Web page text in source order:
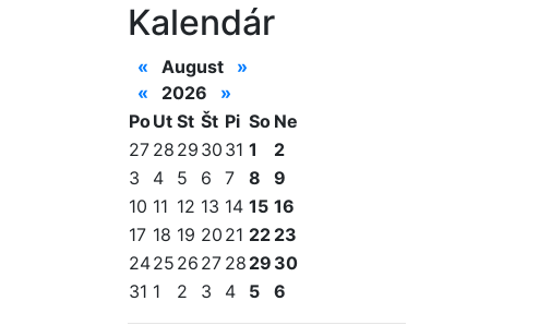
Kalendár
« August
»
«
2026
»
PoUt St Št Pi So Ne
27 28 29 30 31 1
2
3
4 5 6 7 8
9
10 11 12 13 14 15 16
17 18 19 20 21 22 23
2425 26 27 28 29 30
31 1 2 3 4 5 6